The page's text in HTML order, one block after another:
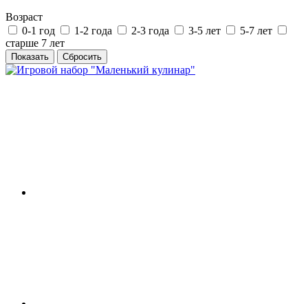
Возраст
0-1 год
1-2 года 2-3 года 3-5 лет
5-7 лет
старше 7 лет